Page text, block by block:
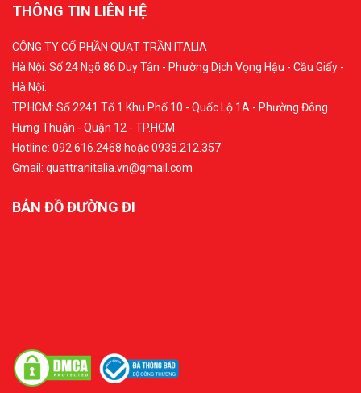
THÔNG TIN LIÊN HỆ
CÔNG TY CỔ PHẦN QUẠT TRẦN ITALIA
Hà Nội: Số 24 Ngõ 86 Duy Tân - Phường Dịch Vọng Hậu - Cầu Giấy -
Hà Nội.
TP.HCM: Số 2241 Tổ 1 Khu Phố 10 - Quốc Lộ 1A - Phường Đông
Hưng Thuận - Quận 12 - TP.HCM
Hotline: 092.616.2468 hoặc 0938.212.357
Gmail: quattranitalia.vn@gmail.com
BẢN ĐỒ ĐƯỜNG ĐI